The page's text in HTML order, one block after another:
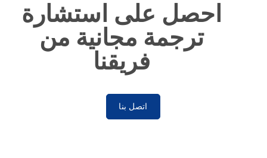
احصل على استشارة
ترجمة مجانية من
فريقنا
اتصل بنا